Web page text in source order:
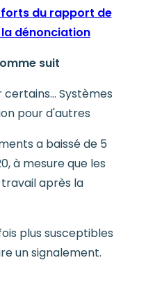
du rapport de
dénonciation
suit
Systèmes
pour d'autres
a baissé de 5
à mesure que les
après la
plus susceptibles
un signalement.